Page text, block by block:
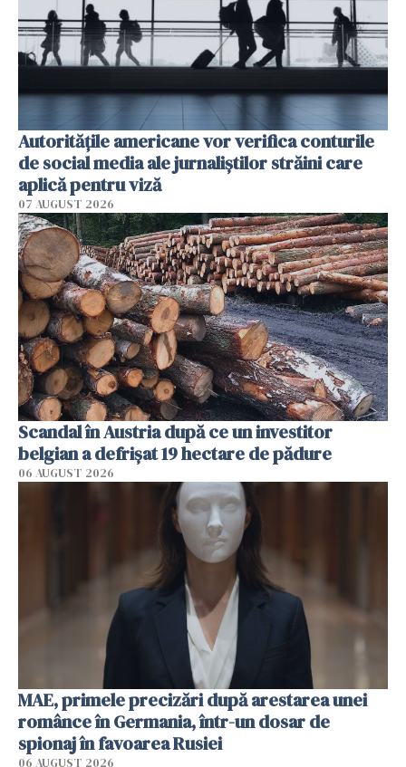
Autorităţile americane vor verifica conturile
de social media ale jurnaliştilor străini care
aplică pentru viză
07 AUGUST 2026
Scandal în Austria după ce un investitor
belgian a defrișat 19 hectare de pădure
06 AUGUST 2026
MAE, primele precizări după arestarea unei
românce în Germania, într-un dosar de
spionaj în favoarea Rusiei
06 AUGUST 2026